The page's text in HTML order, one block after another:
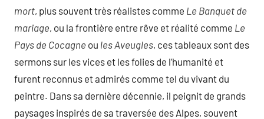
mort, plus souvent très réalistes comme Le Banquet de
mariage, ou la frontière entre rêve et réalité comme Le
Pays de Cocagne ou les Aveugles, ces tableaux sont des
sermons sur les vices et les folies de l’humanité et
furent reconnus et admirés comme tel du vivant du
peintre. Dans sa dernière décennie, il peignit de grands
paysages inspirés de sa traversée des Alpes, souvent